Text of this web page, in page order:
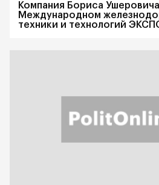
Компания Бориса
Международном
техники и технологий